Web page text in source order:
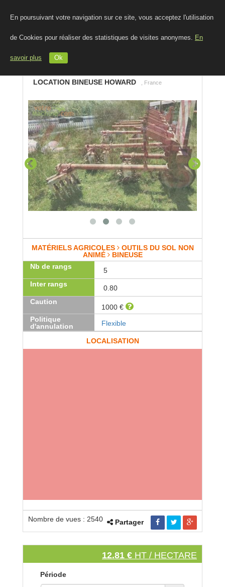
En poursuivant votre navigation sur ce site, vous acceptez l'utilisation
de Cookies pour réaliser des statistiques de visites anonymes. En
savoir plus Ok
LOCATION BINEUSE HOWARD , France
MATÉRIELS AGRICOLES OUTILS DU SOL NON
ANIMÉ BINEUSE
Nb de rangs
5
Inter rangs
0.80
Caution
1000 €
Politique
d'annulation
Flexible
LOCALISATION
Nombre de vues : 2540 Partager
12.81 € HT / HECTARE
Période